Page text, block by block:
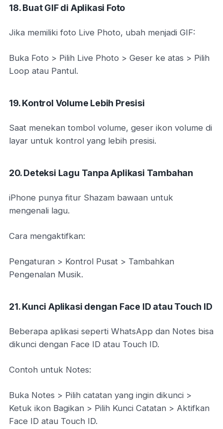
18. Buat GIF di Aplikasi Foto
Jika memiliki foto Live Photo, ubah menjadi GIF:
Buka Foto > Pilih Live Photo > Geser ke atas > Pilih
Loop atau Pantul.
19. Kontrol Volume Lebih Presisi
Saat menekan tombol volume, geser ikon volume di
layar untuk kontrol yang lebih presisi.
20. Deteksi Lagu Tanpa Aplikasi Tambahan
iPhone punya fitur Shazam bawaan untuk
mengenali lagu.
Cara mengaktifkan:
Pengaturan > Kontrol Pusat > Tambahkan
Pengenalan Musik.
21. Kunci Aplikasi dengan Face ID atau Touch ID
Beberapa aplikasi seperti WhatsApp dan Notes bisa
dikunci dengan Face ID atau Touch ID.
Contoh untuk Notes:
Buka Notes > Pilih catatan yang ingin dikunci >
Ketuk ikon Bagikan > Pilih Kunci Catatan > Aktifkan
Face ID atau Touch ID.